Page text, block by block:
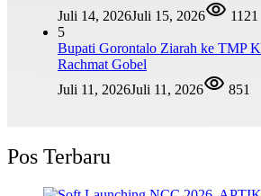
Juli 14, 2026Juli 15, 2026
1121
5
Bupati Gorontalo Ziarah ke TMP
Rachmat Gobel
Juli 11, 2026Juli 11, 2026 851
Pos Terbaru